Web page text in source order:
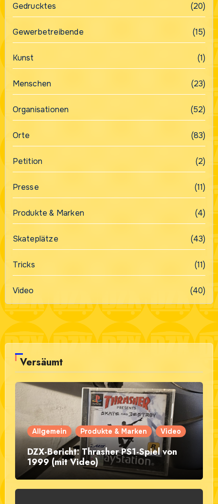
Gedrucktes (20)
Gewerbetreibende (15)
Kunst (1)
Menschen (23)
Organisationen (52)
Orte (83)
Petition (2)
Presse (11)
Produkte & Marken (4)
Skateplätze (43)
Tricks (11)
Video (40)
Versäumt
Allgemein Produkte & Marken Video
DZX-Bericht: Thrasher PS1-Spiel von
1999 (mit Video)